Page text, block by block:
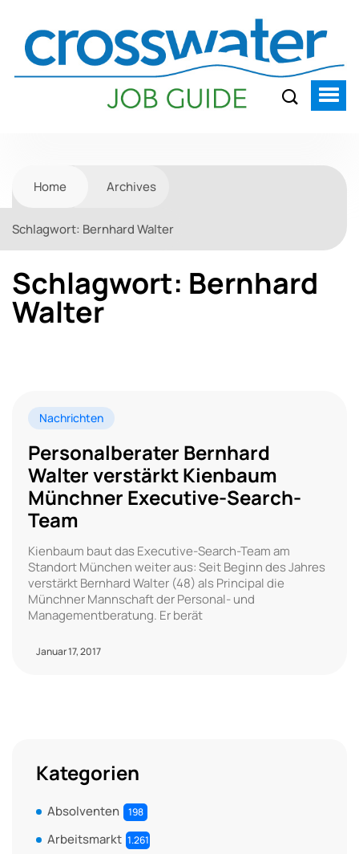
Home Archives
Schlagwort: Bernhard Walter
Schlagwort: Bernhard
Walter
Nachrichten
Personalberater Bernhard
Walter verstärkt Kienbaum
Münchner Executive-Search-
Team
Kienbaum baut das Executive-Search-Team am
Standort München weiter aus: Seit Beginn des Jahres
verstärkt Bernhard Walter (48) als Principal die
Münchner Mannschaft der Personal- und
Managementberatung. Er berät
Januar 17, 2017
Kategorien
Absolventen 198
Arbeitsmarkt 1.261